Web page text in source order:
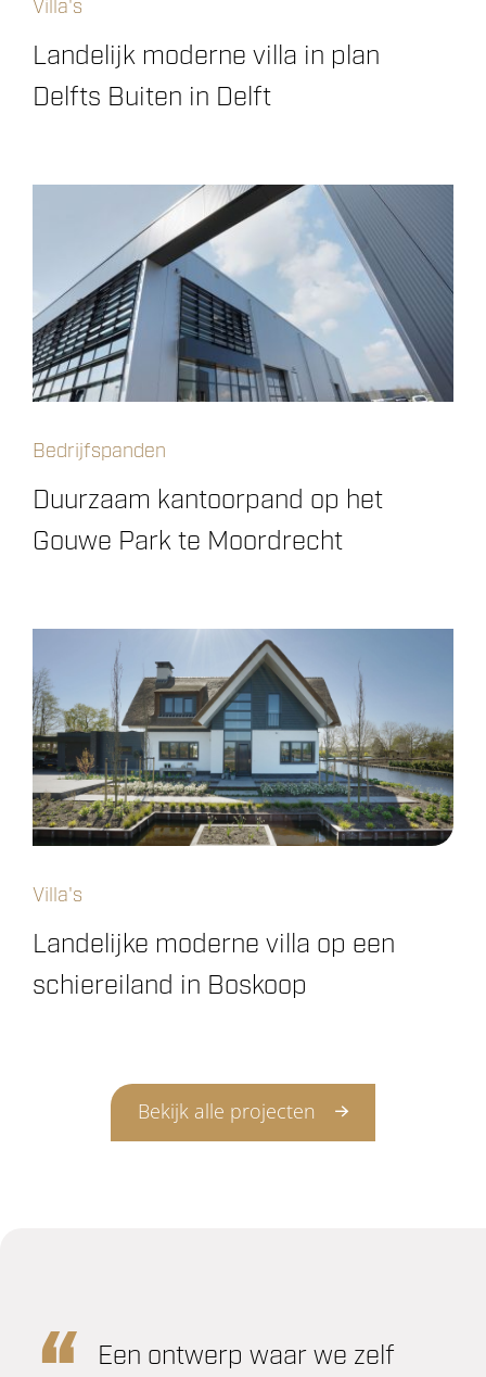
Landelijk moderne villa in plan
Delfts Buiten in Delft
Villa's
Duurzaam kantoorpand op het
Gouwe Park te Moordrecht
Bedrijfspanden
Landelijke moderne villa op een
schiereiland in Boskoop
Villa's
Bekijk alle projecten
Een ontwerp waar we zelf